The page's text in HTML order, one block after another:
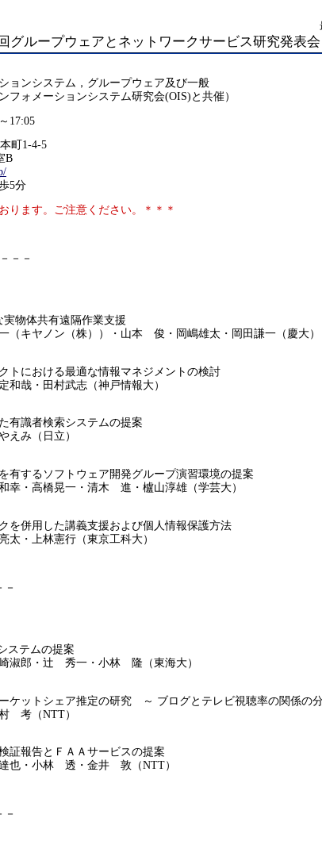
グループウェアとネットワークサービス研究発表会
ョンシステム，グループウェア及び一般
フォメーションシステム研究会(OIS)と共催）
17:05
町1-4-5
B
5分
ります。ご注意ください。＊＊＊
－－
物体共有遠隔作業支援
キヤノン（株））・山本 俊・岡嶋雄太・岡田謙一（慶大）
における最適な情報マネジメントの検討
哉・田村武志（神戸情報大）
識者検索システムの提案
み（日立）
するソフトウェア開発グループ演習環境の提案
・高橋晃一・清木 進・櫨山淳雄（学芸大）
併用した講義支援および個人情報保護方法
・上林憲行（東京工科大）
テムの提案
郎・辻 秀一・小林 隆（東海大）
ットシェア推定の研究 ～ ブログとテレビ視聴率の関係の
考（NTT）
報告とＦＡＡサービスの提案
也・小林 透・金井 敦（NTT）